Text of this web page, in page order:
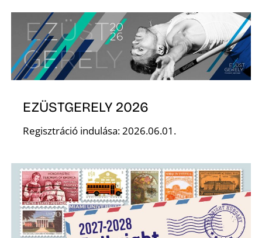
EZÜSTGERELY 2026
Regisztráció indulása: 2026.06.01.